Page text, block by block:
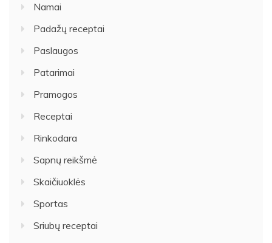
Namai
Padažų receptai
Paslaugos
Patarimai
Pramogos
Receptai
Rinkodara
Sapnų reikšmė
Skaičiuoklės
Sportas
Sriubų receptai